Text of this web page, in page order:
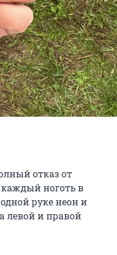
отказ от
ноготь в
руке неон и
левой и правой